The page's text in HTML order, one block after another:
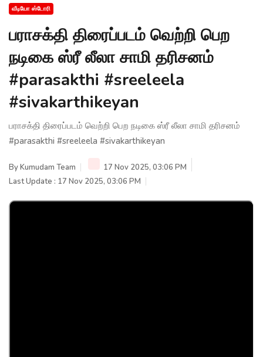
வீடியோ ஸ்டோரி
பராசக்தி திரைப்படம் வெற்றி பெற
நடிகை ஸ்ரீ லீலா சாமி தரிசனம்
#parasakthi #sreeleela
#sivakarthikeyan
பராசக்தி திரைப்படம் வெற்றி பெற நடிகை ஸ்ரீ லீலா சாமி தரிசனம்
#parasakthi #sreeleela #sivakarthikeyan
ByKumudam Team
17 Nov 2025, 03:06 PM
Last Update : 17 Nov 2025, 03:06 PM